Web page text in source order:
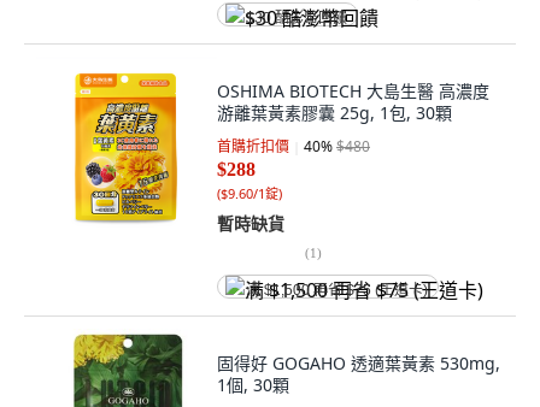
$30 酷澎幣回饋
OSHIMA BIOTECH 大島生醫 高濃度
游離葉黃素膠囊 25g, 1包, 30顆
首購折扣價 40%$480
$288
($9.60/1錠)
暫時缺貨
(1)
满 $1,500 再省 $75 (王道卡)
固得好 GOGAHO 透適葉黃素 530mg,
1個, 30顆